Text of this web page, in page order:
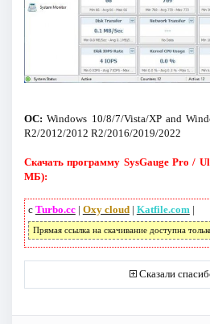
ОС: Windows 10/8/7/Vista/XP and
R2/2012/2012 R2/2016/2019/2022
Скачать программу SysGauge Pro /
МБ):
с Turbo.cc| Oxy cloud| Katfile.com |
Прямая ссылка на скачивание доступна
Сказали